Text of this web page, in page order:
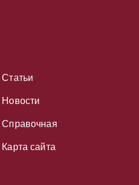
Статьи
Новости
Справочная
Карта сайта